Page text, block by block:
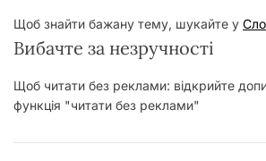
Щоб знайти бажану тему, шукайте у
Вибачте за незручності
Щоб читати без реклами: відкрийте
функція "читати без реклами"